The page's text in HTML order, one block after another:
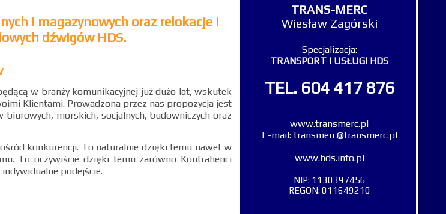
i magazynowych oraz relokacje i
dźwigów HDS.
w branży komunikacyjnej już dużo lat, wskutek
Klientami. Prowadzona przez nas propozycja jest
morskich, socjalnych, budowniczych oraz
konkurencji. To naturalnie dzięki temu nawet w
To oczywiście dzięki temu zarówno Kontrahenci
podejście.
TRANS-MERC
Wiesław Zagórski
Specjalizacja:
TRANSPORT I USŁUGI HDS
TEL. 604 417 876
www.transmerc.pl
E-mail: transmerc@transmerc.pl
www.hds.info.pl
NIP: 1130397456
REGON: 011649210